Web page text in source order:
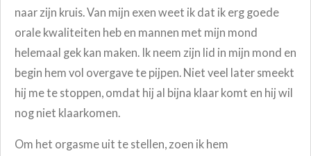
naar zijn kruis. Van mijn exen weet ik dat ik erg goede
orale kwaliteiten heb en mannen met mijn mond
helemaal gek kan maken. Ik neem zijn lid in mijn mond en
begin hem vol overgave te pijpen. Niet veel later smeekt
hij me te stoppen, omdat hij al bijna klaar komt en hij wil
nog niet klaarkomen.
Om het orgasme uit te stellen, zoen ik hem